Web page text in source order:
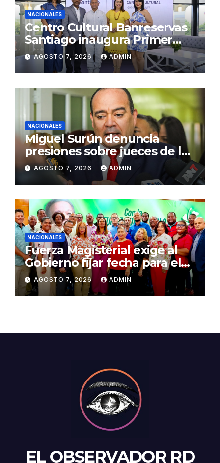
NACIONALES
Centro Cultural Banreservas
Santiago inaugura Primer
Congreso de Artesanos de
Santiago
AGOSTO 7, 2026 ADMIN
NACIONALES
Miguel Surún denuncia
presiones sobre jueces de la
Suprema Corte de Justicia
AGOSTO 7, 2026 ADMIN
NACIONALES
Fuerza Magisterial exige al
Gobierno fijar fecha para el
pago de la Evaluación del
Desempeño
AGOSTO 7, 2026 ADMIN
EL OBSERVADOR RD